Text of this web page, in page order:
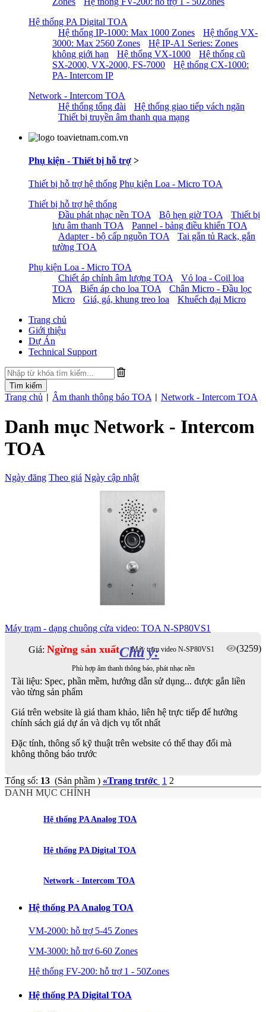
Hệ thống PA Digital TOA
Hệ thống IP-1000: Max 1000 Zones
Hệ thống VX-
3000: Max 2560 Zones
Hệ IP-A1 Series: Zones
không giới hạn
Hệ thống VX-1000
Hệ thống cũ
SX-2000, VX-2000, FS-7000
Hệ thống CX-1000:
PA- Intercom IP
Network - Intercom TOA
Hệ thống tổng đài
Hệ thống giao tiếp vách ngăn
Thiết bị truyền âm thanh qua mạng
Phụ kiện - Thiết bị hỗ trợ >
Thiết bị hỗ trợ hệ thống Phụ kiện Loa - Micro TOA
Thiết bị hỗ trợ hệ thống
Đầu phát nhạc nền TOA
Bộ hẹn giờ TOA
Thiết bị
lưu âm thanh TOA
Pannel - bảng điều khiển TOA
Adapter - bộ cấp nguồn TOA
Tai gắn tủ Rack, gắn
tường TOA
Phụ kiện Loa - Micro TOA
Chiết áp chỉnh âm lượng TOA
Vỏ loa - Coil loa
TOA
Biến áp cho loa TOA
Chân Micro - Đầu lọc
Micro
Giá, gá, khung treo loa
Khuếch đại Micro
Trang chủ
Giới thiệu
Dự Án
Technical Support
Trang chủ Âm thanh thông báo TOA Network - Intercom TOA
Danh mục Network - Intercom
TOA
Ngày đăng Theo giá Ngày cập nhật
Máy trạm - dạng chuông cửa video: TOA N-SP80VS1
Giá: Ngừng sản xuất (3259)
Máy trạm video N-SP80VS1
Phù hợp âm thanh thông báo, phát nhạc nền
Chú ý:
Tài liệu: Spec, phần mềm, hướng dẫn sử dụng... được gắn liền
vào từng sản phẩm
Giá trên website là giá tham khảo, liên hệ trực tiếp để hưởng
chính sách giá dự án và dịch vụ tốt nhất
Đặc tính, thông số kỹ thuật trên website có thể thay đổi mà
không thông báo trước
Tổng số: 13 (Sản phầm ) «Trang trước 1 2
DANH MỤC CHÍNH
Hệ thống PA Analog TOA
Hệ thống PA Digital TOA
Network - Intercom TOA
Hệ thống PA Analog TOA
VM-2000: hỗ trợ 5-45 Zones
VM-3000: hỗ trợ 6-60 Zones
Hệ thống FV-200: hỗ trợ 1 - 50Zones
Hệ thống PA Digital TOA